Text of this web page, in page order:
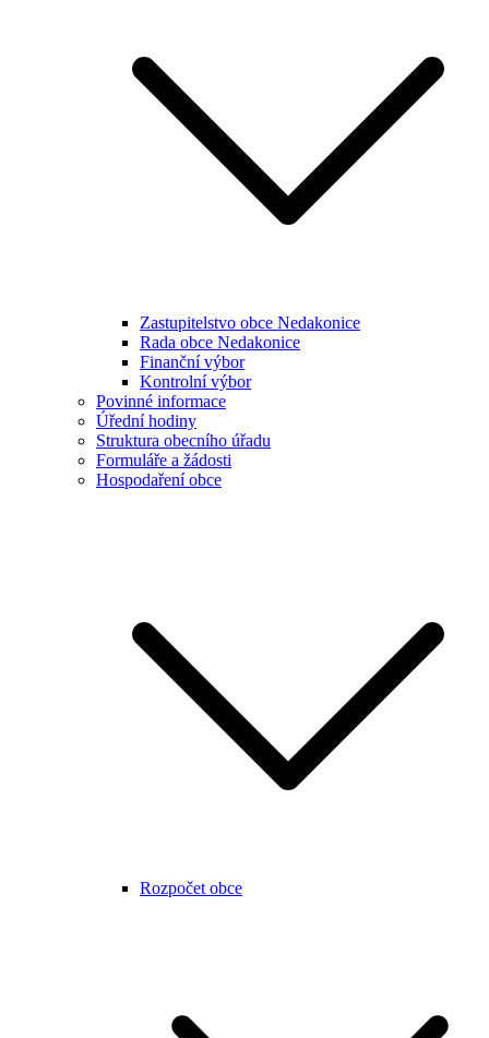
Zastupitelstvo obce Nedakonice
Rada obce Nedakonice
Finanční výbor
Kontrolní výbor
Povinné informace
Úřední hodiny
Struktura obecního úřadu
Formuláře a žádosti
Hospodaření obce
Rozpočet obce